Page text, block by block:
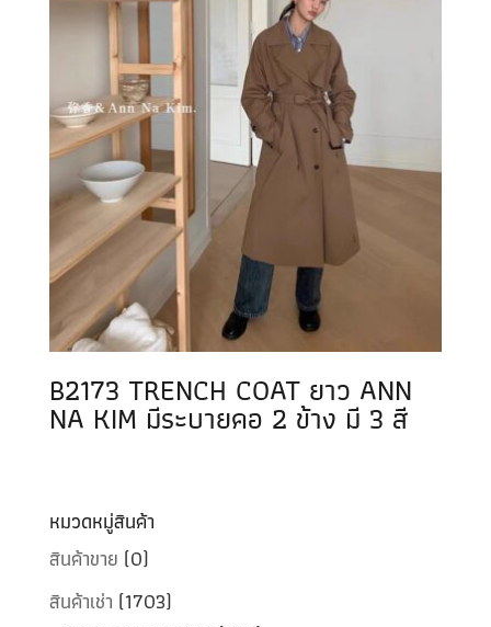
B2173 TRENCH COAT ยาว ANN
NA KIM มีระบายคอ 2 ข้าง มี 3 สี
หมวดหมู่สินค้า
สินค้าขาย (0)
สินค้าเช่า (1703)